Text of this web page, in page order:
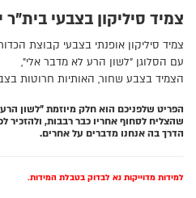
צמיד סיליקון בצבעי
צמיד סיליקון אופנתי בצבעי קבוצת
עם הסלוגן "לשון הרע לא מדבר אלי",
הצמיד בצבע שחור, האותיות חרוטות
הפריט שלפניכם הוא חלק מיוזמת "לשון
שהצליח לסחוף אחריו כבר רבבות, ולהזכיר
הדרך בה אנחנו מדברים על אחרים.
למידות מדוייקות נא לבדוק בטבלת המידות.